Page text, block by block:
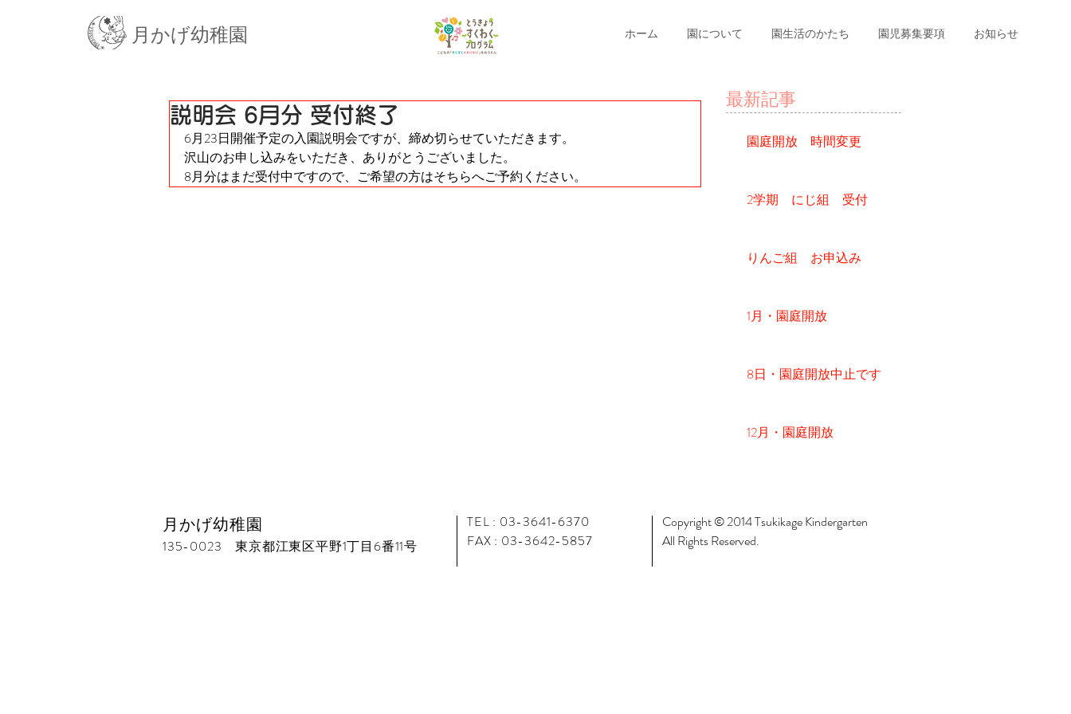
月かげ幼稚園 ホーム 園について 園生活のかたち 園児募集要項 お知らせ
説明会 6月分 受付終了
6月23日開催予定の入園説明会ですが、締め切らせていただきます。
沢山のお申し込みをいただき、ありがとうございました。
8月分はまだ受付中ですので、ご希望の方はそちらへご予約ください。
最新記事
園庭開放 時間変更
2学期 にじ組 受付
りんご組 お申込み
1月・園庭開放
8日・園庭開放中止です
12月・園庭開放
月かげ幼稚園
135-0023 東京都江東区平野1丁目6番11号
TEL : 03-3641-6370
FAX : 03-3642-5857
Copyright © 2014 Tsukikage Kindergarten
All Rights Reserved.